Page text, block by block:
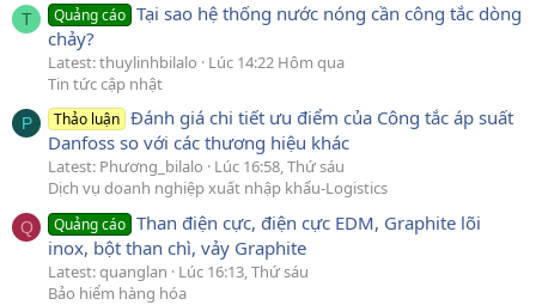
T Quảng cáo Tại sao hệ thống nước nóng cần công tắc dòng
chảy?
Latest: thuylinhbilalo
Lúc 14:22 Hôm qua
Tin tức cập nhật
P Thảo luận Đánh giá chi tiết ưu điểm của Công tắc áp suất
Danfoss so với các thương hiệu khác
Latest: Phương_bilalo
Lúc 16:58, Thứ sáu
Dịch vụ doanh nghiệp xuất nhập khẩu-Logistics
Q Quảng cáo Than điện cực, điện cực EDM, Graphite lõi
inox, bột than chì, vảy Graphite
Latest: quanglan
Lúc 16:13, Thứ sáu
Bảo hiểm hàng hóa